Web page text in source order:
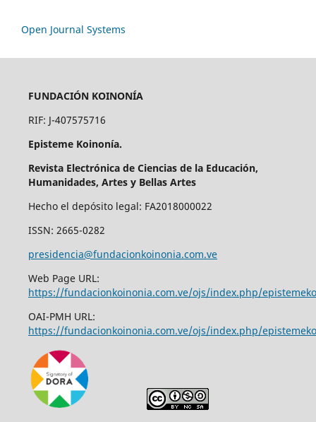
Open Journal Systems
FUNDACIÓN KOINONÍA
RIF: J-407575716
Episteme Koinonía.
Revista Electrónica de Ciencias de la Educación,
Humanidades, Artes y Bellas Artes
Hecho el depósito legal: FA2018000022
ISSN: 2665-0282
presidencia@fundacionkoinonia.com.ve
Web Page URL:
https://fundacionkoinonia.com.ve/ojs/index.php/
OAI-PMH URL:
https://fundacionkoinonia.com.ve/ojs/index.php/